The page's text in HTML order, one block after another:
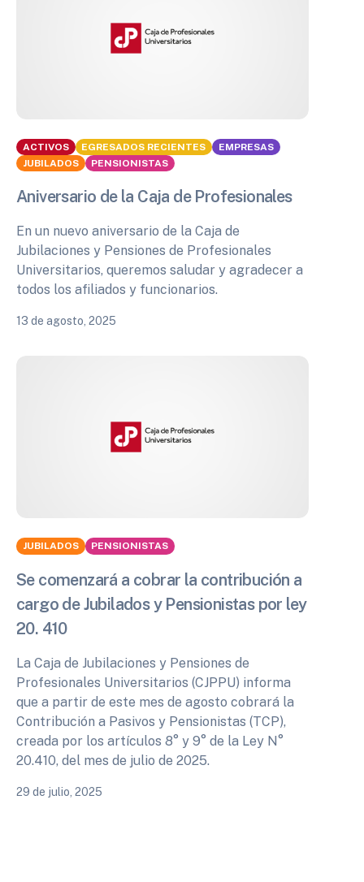
ACTIVOS EGRESADOS RECIENTES
EMPRESAS
JUBILADOS
PENSIONISTAS
Aniversario de la Caja de Profesionales
En un nuevo aniversario de la Caja de
Jubilaciones y Pensiones de Profesionales
Universitarios, queremos saludar y agradecer a
todos los afiliados y funcionarios.
13 de agosto, 2025
JUBILADOS PENSIONISTAS
Se comenzará a cobrar la contribución a
cargo de Jubilados y Pensionistas por ley
20. 410
La Caja de Jubilaciones y Pensiones de
Profesionales Universitarios (CJPPU) informa
que a partir de este mes de agosto cobrará la
Contribución a Pasivos y Pensionistas (TCP),
creada por los artículos 8° y 9° de la Ley N°
20.410, del mes de julio de 2025.
29 de julio, 2025